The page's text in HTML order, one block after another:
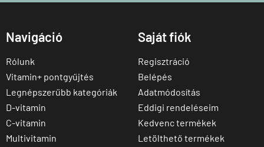
Navigáció
Rólunk
Vitamin+ pontgyűjtés
Legnépszerűbb kategóriák
D-vitamin
C-vitamin
Multivitamin
Saját fiók
Regisztráció
Belépés
Adatmódosítás
Eddigi rendeléseim
Kedvenc termékek
Letölthető termékek